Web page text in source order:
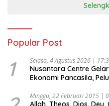
Popular Post
1 Selasa, 4 Agustus 2026 |
Nusantara Centre
Ekonomi Pancasila,
Ekonomi Politik
Minggu, 22 Februari 2015 |
Allah, Theos, Dios, Deu,